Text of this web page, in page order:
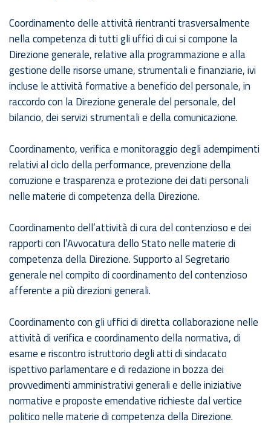
Coordinamento delle attività rientranti trasversalmente
nella competenza di tutti gli uffici di cui si compone la
Direzione generale, relative alla programmazione e alla
gestione delle risorse umane, strumentali e finanziarie, ivi
incluse le attività formative a beneficio del personale, in
raccordo con la Direzione generale del personale, del
bilancio, dei servizi strumentali e della comunicazione.
Coordinamento, verifica e monitoraggio degli adempimenti
relativi al ciclo della performance, prevenzione della
corruzione e trasparenza e protezione dei dati personali
nelle materie di competenza della Direzione.
Coordinamento dell’attività di cura del contenzioso e dei
rapporti con l’Avvocatura dello Stato nelle materie di
competenza della Direzione. Supporto al Segretario
generale nel compito di coordinamento del contenzioso
afferente a più direzioni generali.
Coordinamento con gli uffici di diretta collaborazione nelle
attività di verifica e coordinamento della normativa, di
esame e riscontro istruttorio degli atti di sindacato
ispettivo parlamentare e di redazione in bozza dei
provvedimenti amministrativi generali e delle iniziative
normative e proposte emendative richieste dal vertice
politico nelle materie di competenza della Direzione.